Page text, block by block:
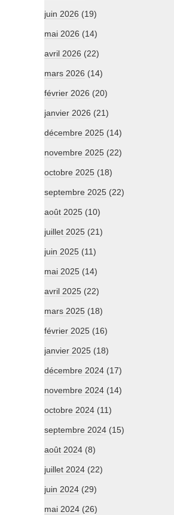
juin 2026 (19)
mai 2026 (14)
avril 2026 (22)
mars 2026 (14)
février 2026 (20)
janvier 2026 (21)
décembre 2025 (14)
novembre 2025 (22)
octobre 2025 (18)
septembre 2025 (22)
août 2025 (10)
juillet 2025 (21)
juin 2025 (11)
mai 2025 (14)
avril 2025 (22)
mars 2025 (18)
février 2025 (16)
janvier 2025 (18)
décembre 2024 (17)
novembre 2024 (14)
octobre 2024 (11)
septembre 2024 (15)
août 2024 (8)
juillet 2024 (22)
juin 2024 (29)
mai 2024 (26)